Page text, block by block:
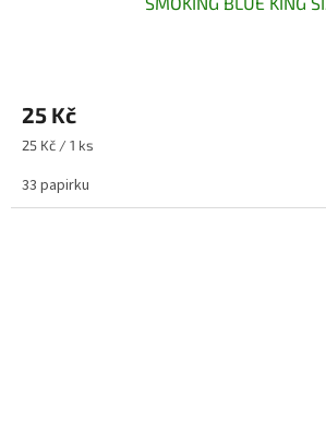
25 Kč
Měrná
25 Kč / 1 ks
33 papirku